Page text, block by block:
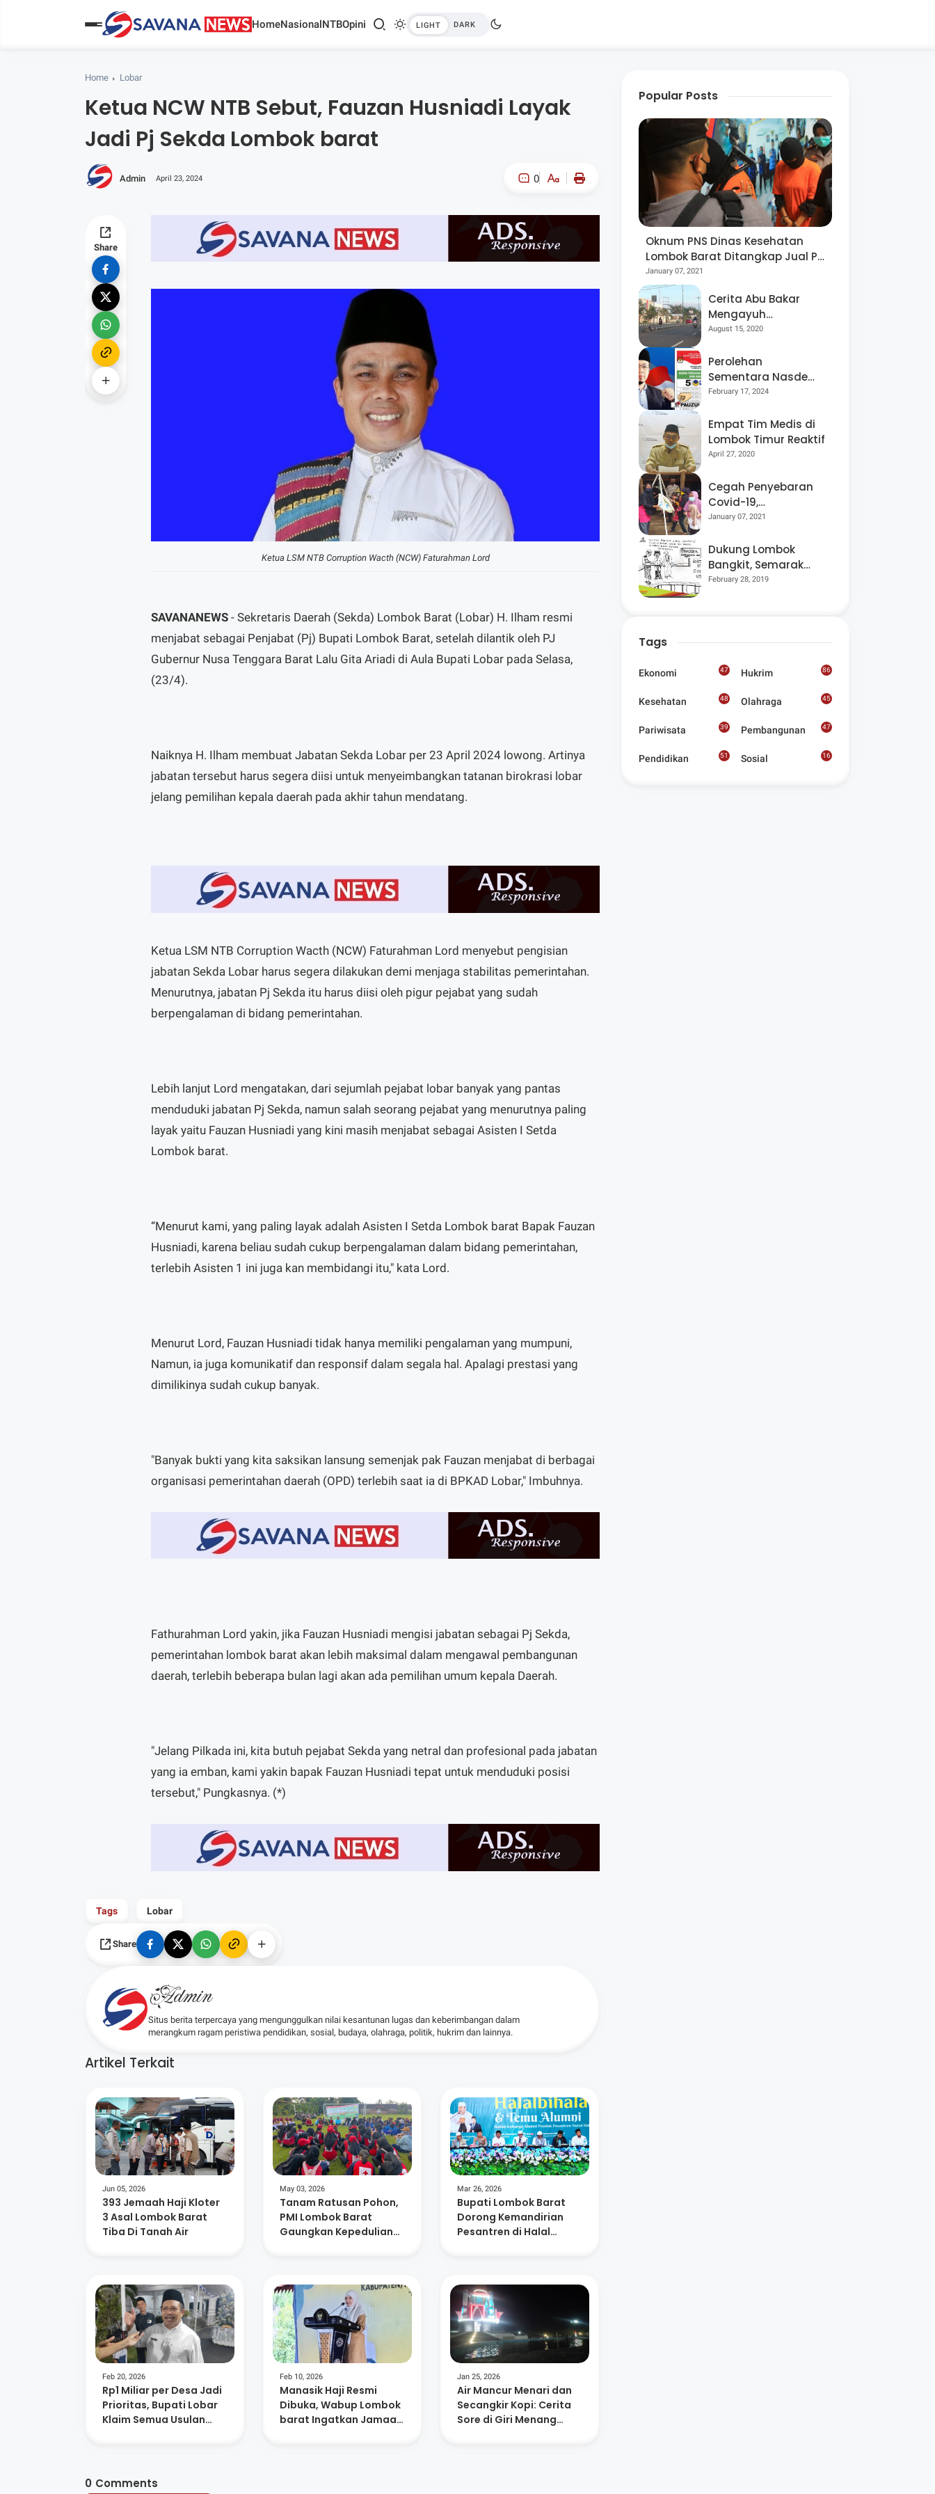
HomeNasionalNTBOpini
Home Lobar
Ketua NCW NTB Sebut, Fauzan Husniadi Layak
Jadi Pj Sekda Lombok barat
Admin April 23, 2024 0
A-
Share
Ketua LSM NTB Corruption Wacth (NCW) Faturahman Lord
SAVANANEWS - Sekretaris Daerah (Sekda) Lombok Barat (Lobar) H. Ilham resmi
menjabat sebagai Penjabat (Pj) Bupati Lombok Barat, setelah dilantik oleh PJ
Gubernur Nusa Tenggara Barat Lalu Gita Ariadi di Aula Bupati Lobar pada Selasa,
(23/4).
Naiknya H. Ilham membuat Jabatan Sekda Lobar per 23 April 2024 lowong. Artinya
jabatan tersebut harus segera diisi untuk menyeimbangkan tatanan birokrasi lobar
jelang pemilihan kepala daerah pada akhir tahun mendatang.
Ketua LSM NTB Corruption Wacth (NCW) Faturahman Lord menyebut pengisian
jabatan Sekda Lobar harus segera dilakukan demi menjaga stabilitas pemerintahan.
Menurutnya, jabatan Pj Sekda itu harus diisi oleh pigur pejabat yang sudah
berpengalaman di bidang pemerintahan.
Lebih lanjut Lord mengatakan, dari sejumlah pejabat lobar banyak yang pantas
menduduki jabatan Pj Sekda, namun salah seorang pejabat yang menurutnya paling
layak yaitu Fauzan Husniadi yang kini masih menjabat sebagai Asisten I Setda
Lombok barat.
“Menurut kami, yang paling layak adalah Asisten I Setda Lombok barat Bapak Fauzan
Husniadi, karena beliau sudah cukup berpengalaman dalam bidang pemerintahan,
terlebih Asisten 1 ini juga kan membidangi itu," kata Lord.
Menurut Lord, Fauzan Husniadi tidak hanya memiliki pengalaman yang mumpuni,
Namun, ia juga komunikatif dan responsif dalam segala hal. Apalagi prestasi yang
dimilikinya sudah cukup banyak.
"Banyak bukti yang kita saksikan lansung semenjak pak Fauzan menjabat di berbagai
organisasi pemerintahan daerah (OPD) terlebih saat ia di BPKAD Lobar," Imbuhnya.
Fathurahman Lord yakin, jika Fauzan Husniadi mengisi jabatan sebagai Pj Sekda,
pemerintahan lombok barat akan lebih maksimal dalam mengawal pembangunan
daerah, terlebih beberapa bulan lagi akan ada pemilihan umum kepala Daerah.
"Jelang Pilkada ini, kita butuh pejabat Sekda yang netral dan profesional pada jabatan
yang ia emban, kami yakin bapak Fauzan Husniadi tepat untuk menduduki posisi
tersebut," Pungkasnya. (*)
Tags Lobar
Share
Admin
Situs berita terpercaya yang mengunggulkan nilai kesantunan lugas dan keberimbangan dalam
merangkum ragam peristiwa pendidikan, sosial, budaya, olahraga, politik, hukrim dan lainnya.
Artikel Terkait
Jun 05, 2026
393 Jemaah Haji Kloter
3 Asal Lombok Barat
Tiba Di Tanah Air
May 03, 2026
Tanam Ratusan Pohon,
PMI Lombok Barat
Gaungkan Kepedulian
Mar 26, 2026
Bupati Lombok Barat
Dorong Kemandirian
Pesantren di Halal
Feb 20, 2026
Rp1 Miliar per Desa Jadi
Prioritas, Bupati Lobar
Klaim Semua Usulan
Feb 10, 2026
Manasik Haji Resmi
Dibuka, Wabup Lombok
barat Ingatkan Jamaah
Jan 25, 2026
Air Mancur Menari dan
Secangkir Kopi: Cerita
Sore di Giri Menang
0 Comments
Popular Posts
Oknum PNS Dinas Kesehatan
Lombok Barat Ditangkap Jual Pil
Ekstasi
January 07, 2021
Cerita Abu Bakar
Mengayuh
Sepedanya Selama
Menggelorakan
Kemerdekaan
August 15, 2020
Perolehan
Sementara Nasdem
Lobar Tertinggi,
Berpeluang “Rebut”
Kursi Dapil 3
February 17, 2024
Empat Tim Medis di
Lombok Timur Reaktif
April 27, 2020
Cegah Penyebaran
Covid-19,
Bhabinkamtibmas
Kegiatan Posyandu
January 07, 2021
Dukung Lombok
Bangkit, Semarak
Pesta Rakyat
Seniman Di Lombok
February 28, 2019
Tags
Ekonomi 47 Hukrim 86
Kesehatan 48 Olahraga 45
Pariwisata 39 Pembangunan 47
Pendidikan 51 Sosial
16